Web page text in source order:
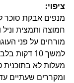
ציפוי:
מנפים אבקת סוכר
חמוצה ותמצית וניל
מורחים על פני
מעלות לא בתוכנית
ומקררים שעתיים